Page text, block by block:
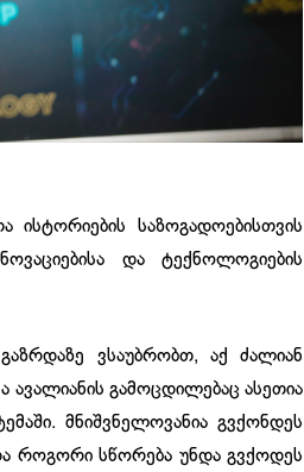
საზოგადოებისთვის
და ტექნოლოგიების
ვსაუბრობთ, აქ ძალიან
გამოცდილებაც ასეთია
მნიშვნელოვანია გვქონდეს
როგორი სწორება უნდა გვქოდეს